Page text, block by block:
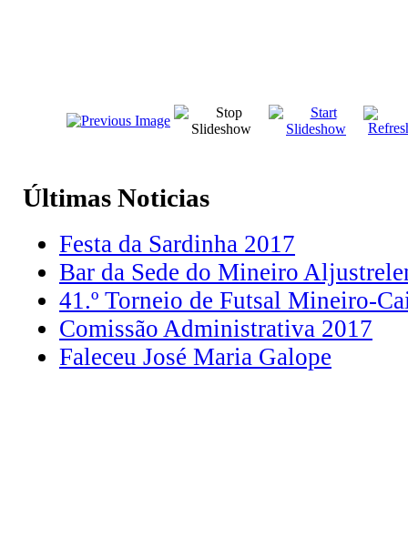
Últimas Noticias
Festa da Sardinha 2017
Bar da Sede do Mineiro
41.º Torneio de Futsal Mineiro-
Comissão Administrativa 2017
Faleceu José Maria Galope